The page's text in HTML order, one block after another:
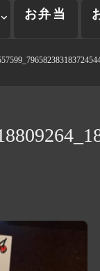
お弁当